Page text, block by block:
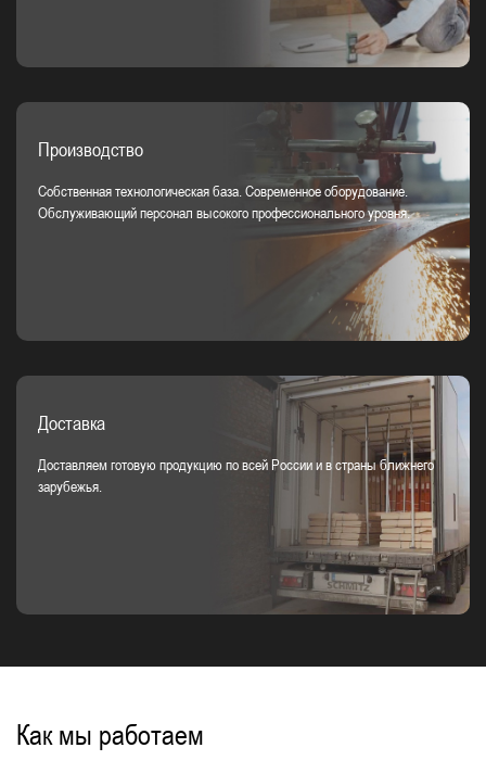
Производство
Собственная технологическая база. Современное оборудование.
Обслуживающий персонал высокого профессионального уровня.
Доставка
Доставляем готовую продукцию по всей России и в страны ближнего
зарубежья.
Как мы работаем